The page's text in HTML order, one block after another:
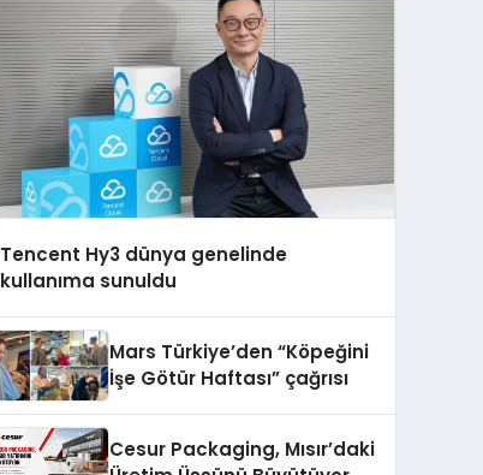
Tencent Hy3 dünya genelinde
kullanıma sunuldu
Mars Türkiye’den “Köpeğini
İşe Götür Haftası” çağrısı
Cesur Packaging, Mısır’daki